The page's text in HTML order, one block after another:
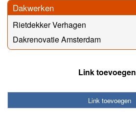
Dakwerken
Rietdekker Verhagen
Dakrenovatie Amsterdam
Link toevoegen
Link toevoegen